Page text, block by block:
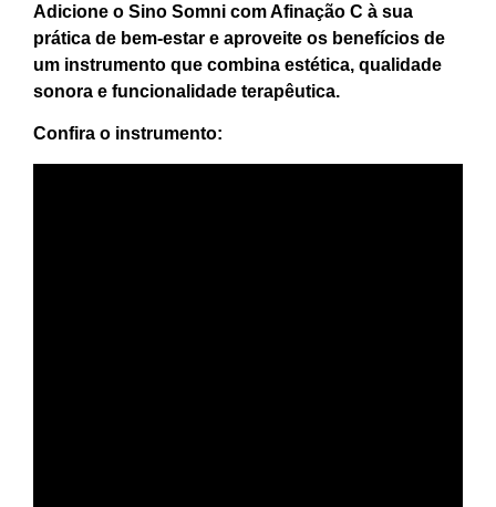
Adicione o Sino Somni com Afinação C à sua
prática de bem-estar e aproveite os benefícios de
um instrumento que combina estética, qualidade
sonora e funcionalidade terapêutica.
Confira o instrumento: